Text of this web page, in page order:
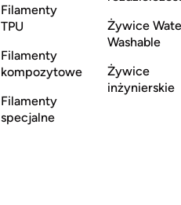
Filamenty
TPU
Filamenty
kompozytowe
Filamenty
specjalne
Żywice
Washable
Żywice
inżynierskie